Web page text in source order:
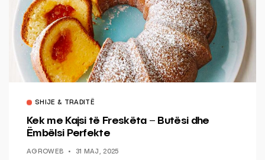
SHIJE & TRADITË
Kek me Kajsi të Freskëta – Butësi dhe
Ëmbëlsi Perfekte
AGROWEB 31 MAJ, 2025